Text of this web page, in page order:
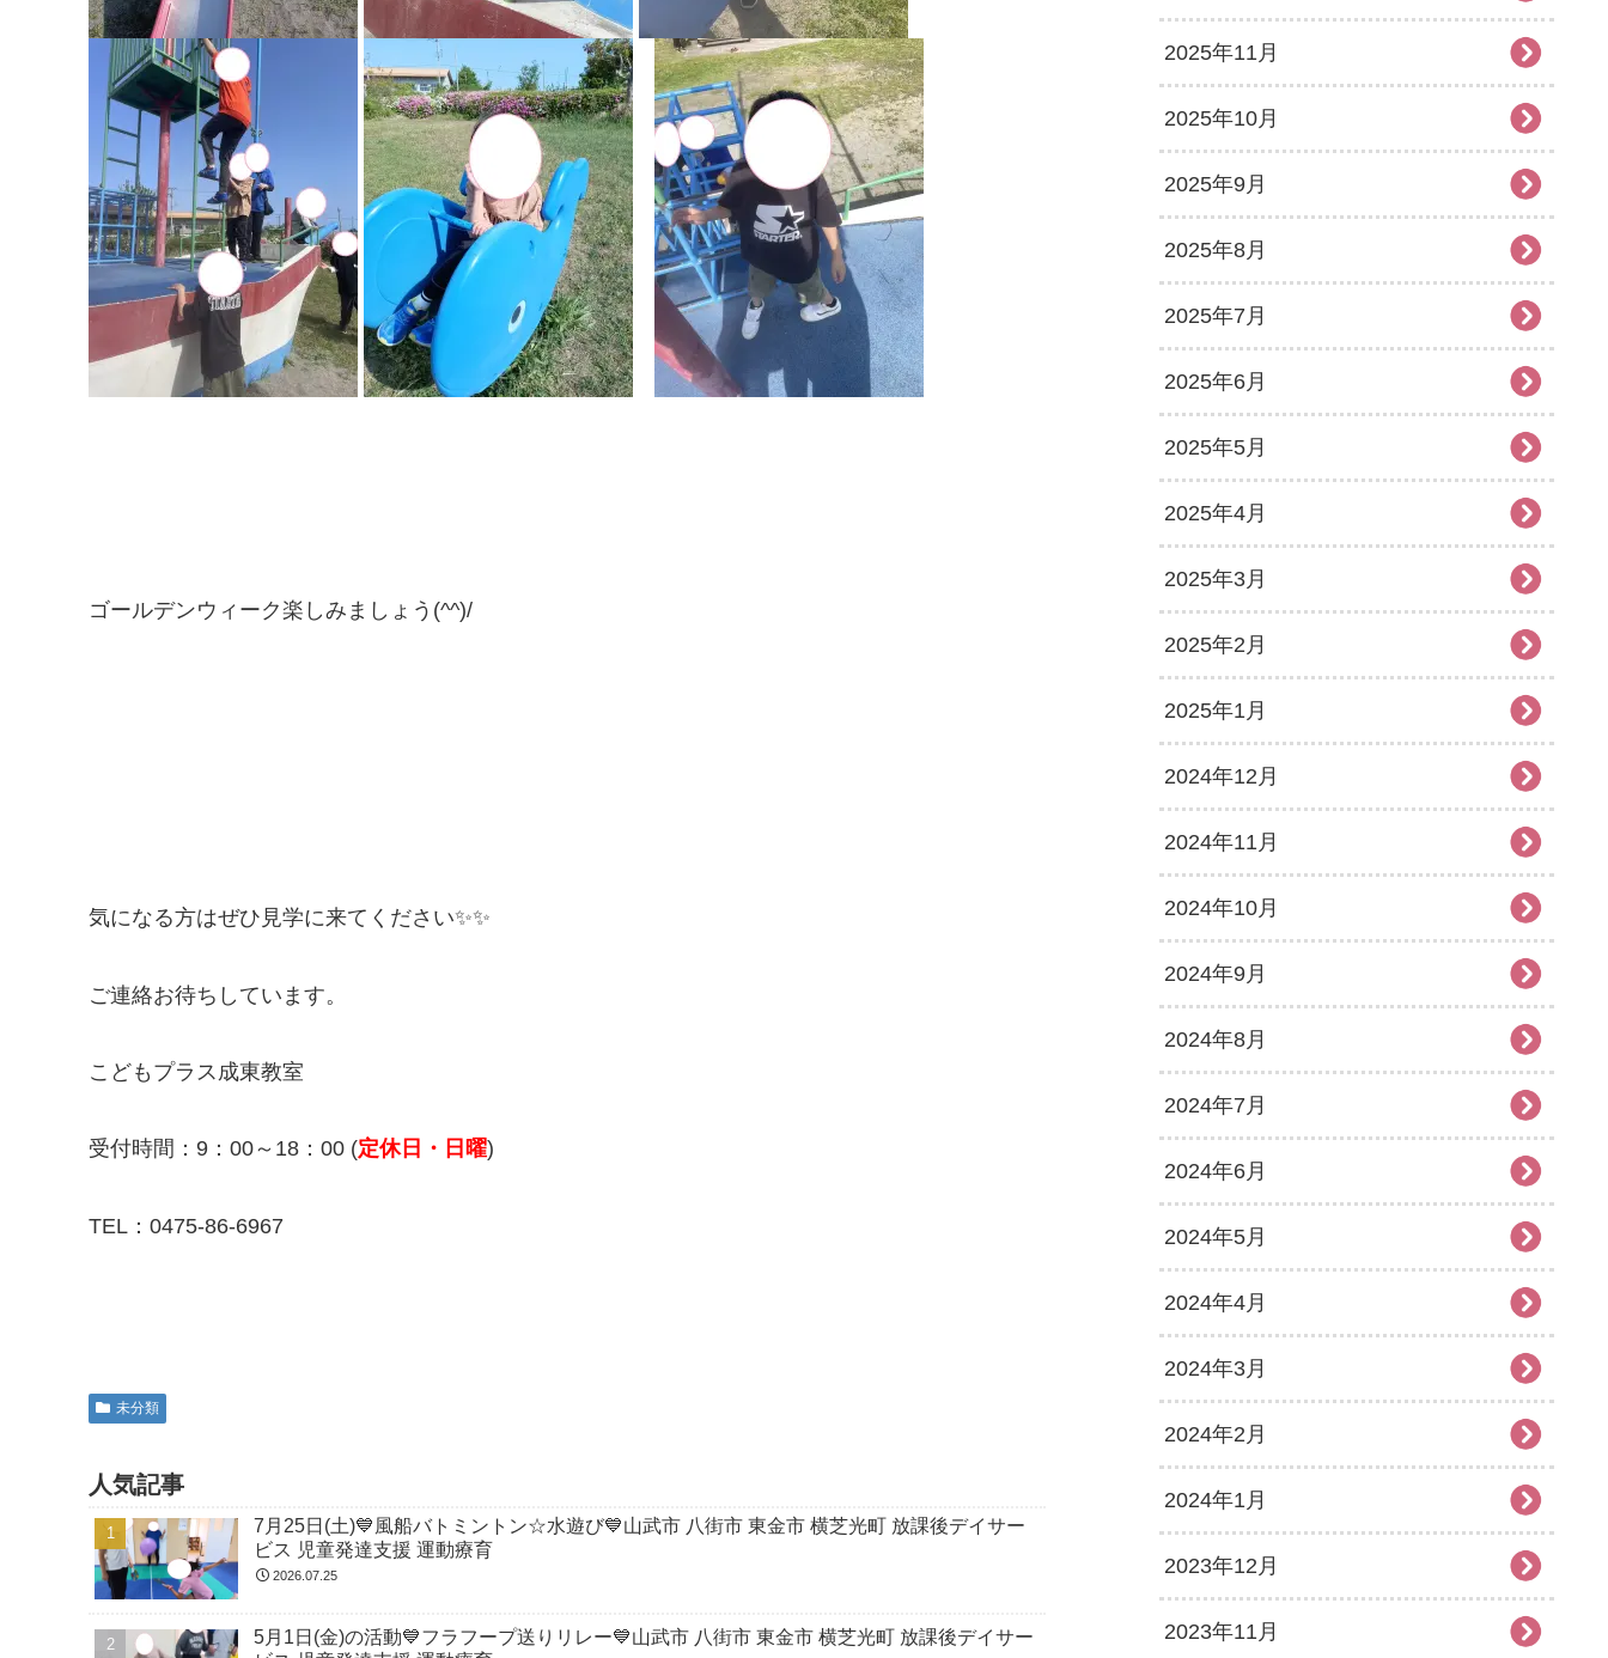
ゴールデンウィーク楽しみましょう(^^)/
気になる方はぜひ見学に来てください✨✨
ご連絡お待ちしています。
こどもプラス成東教室
受付時間：9：00～18：00 (定休日・日曜)
TEL：0475-86-6967
未分類
人気記事
7月25日(土)💙風船バトミントン☆水遊び💙山武市 八街市 東金市 横芝光町 放課後デイサー
ビス 児童発達支援 運動療育
2026.07.25
5月1日(金)の活動💙フラフープ送りリレー💙山武市 八街市 東金市 横芝光町 放課後デイサー
2025年11月
2025年10月
2025年9月
2025年8月
2025年7月
2025年6月
2025年5月
2025年4月
2025年3月
2025年2月
2025年1月
2024年12月
2024年11月
2024年10月
2024年9月
2024年8月
2024年7月
2024年6月
2024年5月
2024年4月
2024年3月
2024年2月
2024年1月
2023年12月
2023年11月